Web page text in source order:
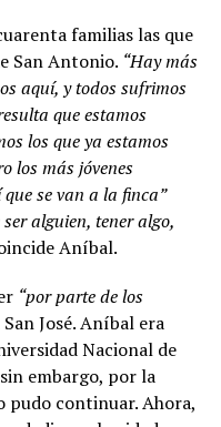
familias las que
San Antonio. “Hay más
aquí, y todos sufrimos
que estamos
los que ya estamos
los más jóvenes
se van a la finca”
ser alguien, tener algo,
Aníbal.
“por parte de los
José. Aníbal era
Nacional de
embargo, por la
pudo continuar. Ahora,